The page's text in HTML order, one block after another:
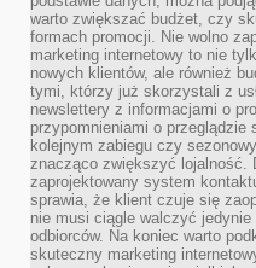
warto zwiększać budżet, czy
formach promocji. Nie wolno
marketing internetowy to nie
nowych klientów, ale również
tymi, którzy już skorzystali z
newslettery z informacjami o
przypomnieniami o przeglądzie
kolejnym zabiegu czy
znacząco zwiększyć lojalność.
zaprojektowany system
sprawia, że klient czuje się
nie musi ciągle walczyć jedynie
odbiorców. Na koniec warto
skuteczny marketing